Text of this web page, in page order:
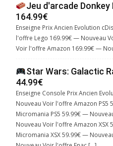
Jeu d'arcade Donkey
164.99€
Enseigne Prix Ancien Evolution
l'offre Lego 169.99€ — Nouveau
Voir l'offre Amazon 169.99€ —
Star Wars: Galactic
44.99€
Enseigne Console Prix Ancien
Nouveau Voir l'offre Amazon
Micromania PS5 59.99€ —
Nouveau Voir l'offre Amazon
Micromania XSX 59.99€ —